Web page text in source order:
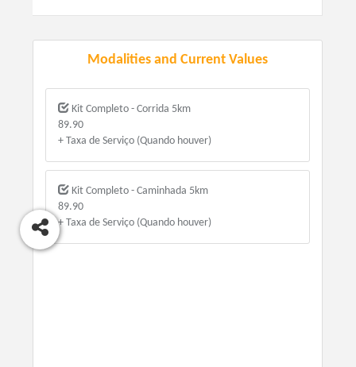
Modalities and Current Values
Kit Completo - Corrida 5km
89.90
+ Taxa de Serviço (Quando houver)
Kit Completo - Caminhada 5km
89.90
+ Taxa de Serviço (Quando houver)